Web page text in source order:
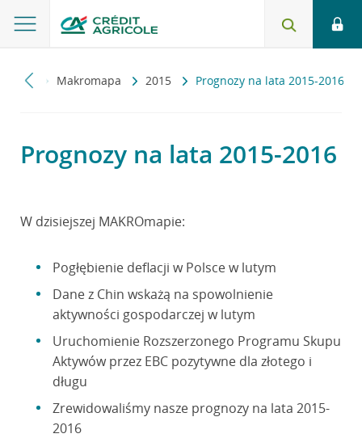
Makromapa 2015 Prognozy na lata 2015-2016
Prognozy na lata 2015-2016
W dzisiejszej MAKROmapie:
Pogłębienie deflacji w Polsce w lutym
Dane z Chin wskażą na spowolnienie
aktywności gospodarczej w lutym
Uruchomienie Rozszerzonego Programu Skupu
Aktywów przez EBC pozytywne dla złotego i
długu
Zrewidowaliśmy nasze prognozy na lata 2015-
2016